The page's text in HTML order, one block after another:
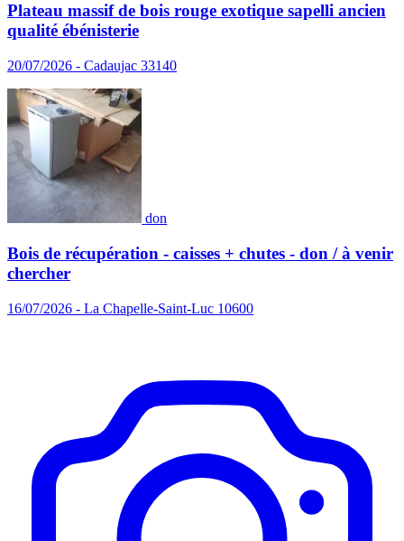
Plateau massif de bois rouge exotique sapelli ancien
qualité ébénisterie
20/07/2026 - Cadaujac 33140
don
Bois de récupération - caisses + chutes - don / à venir
chercher
16/07/2026 - La Chapelle-Saint-Luc 10600